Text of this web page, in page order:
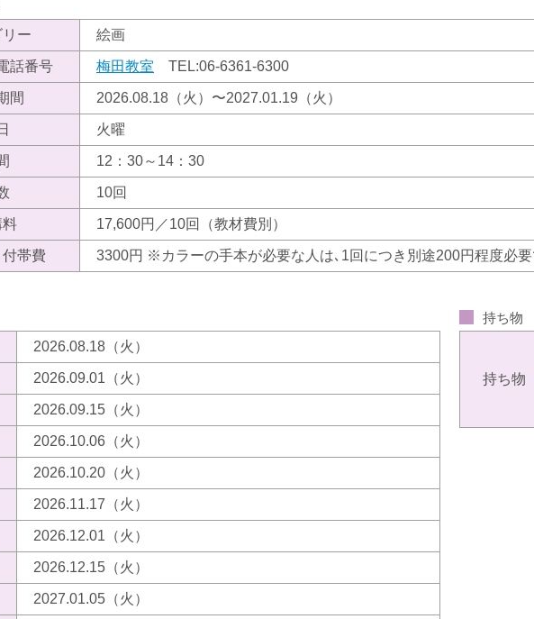
リー
絵画
話番号 梅田教室 TEL:06-6361-6300
間 2026.08.18（火）〜2027.01.19（火）
火曜
12：30～14：30
10回
料 17,600円／10回（教材費別）
帯費 3300円 ※カラーの手本が必要な人は､1回につき別途200円程度必
2026.08.18（火）
2026.09.01（火）
2026.09.15（火）
2026.10.06（火）
2026.10.20（火）
2026.11.17（火）
2026.12.01（火）
2026.12.15（火）
2027.01.05（火）
持ち物
持ち物